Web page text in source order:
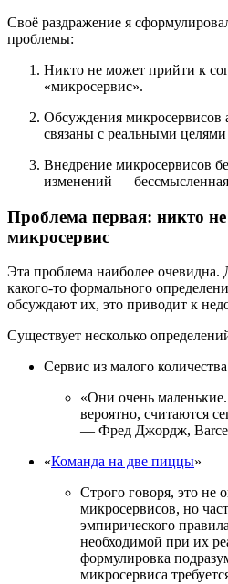
Своё раздражение я
проблемы:
Никто не может прийти к
«микросервис».
Обсуждения микросервисов
связаны с реальными целями
Внедрение микросервисов
изменений — бессмысленная
Проблема первая: никто не
микросервис
Эта проблема наиболее очевидна.
какого-то формального
обсуждают их, это приводит к
Существует несколько
Сервис из малого
«Они очень
вероятно, считаются
— Фред Джордж,
«Команда на две пиццы»
Строго говоря, это не
микросервисов, но
эмпирического
необходимой при их
формулировка
микросервиса